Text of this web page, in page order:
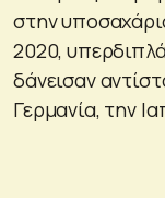
στην
2020,
δάνεισαν
Γερμανία, την